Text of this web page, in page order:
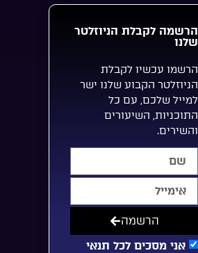
הרשמה לקבלת הניוזלטר
שלנו
הרשמו עכשיו לקבלת
הניוזלטר הקבוע שלנו ישר
למייל שלכם, עם כל
התוכניות, השיעורים
והשירים.
אני מסכים לכל תנאי
הרשמה